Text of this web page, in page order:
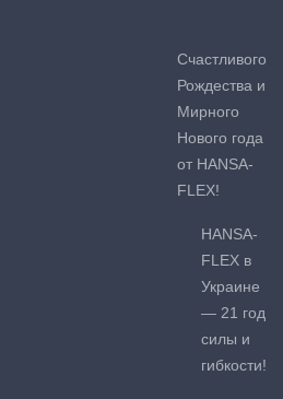
Счастливого
Рождества и
Мирного
Нового года
от HANSA-
FLEX!
HANSA-
FLEX в
Украине
— 21 год
силы и
гибкости!